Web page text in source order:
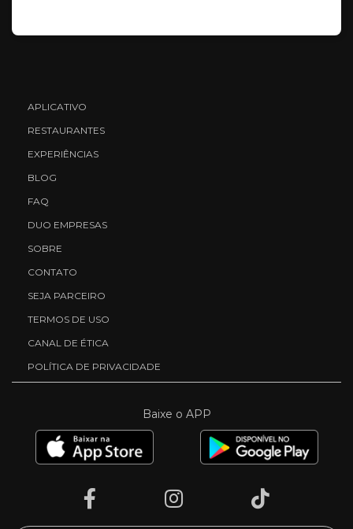
APLICATIVO
RESTAURANTES
EXPERIÊNCIAS
BLOG
FAQ
DUO EMPRESAS
SOBRE
CONTATO
SEJA PARCEIRO
TERMOS DE USO
CANAL DE ÉTICA
POLÍTICA DE PRIVACIDADE
Baixe o APP